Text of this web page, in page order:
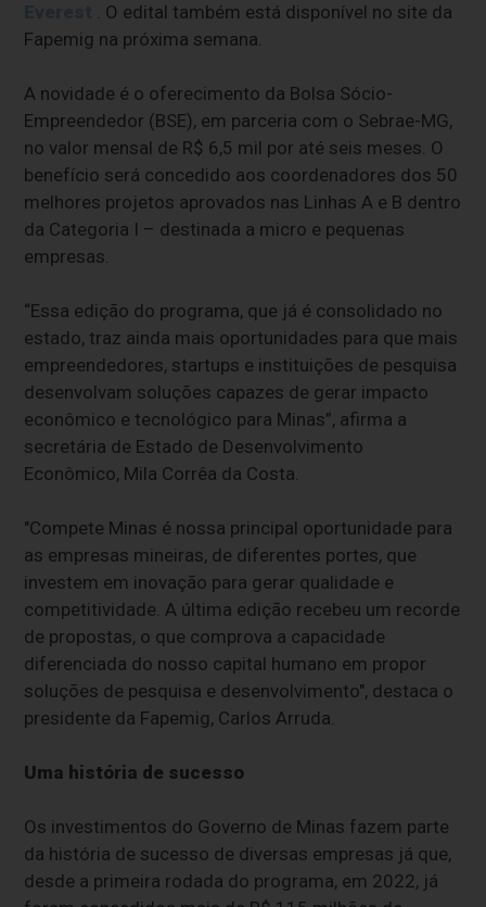
. O edital também está disponível no site da
Fapemig na próxima semana.
A novidade é o oferecimento da Bolsa Sócio-
Empreendedor (BSE), em parceria com o Sebrae-MG,
no valor mensal de R$ 6,5 mil por até seis meses. O
benefício será concedido aos coordenadores dos 50
melhores projetos aprovados nas Linhas A e B dentro
da Categoria I – destinada a micro e pequenas
empresas.
“Essa edição do programa, que já é consolidado no
estado, traz ainda mais oportunidades para que mais
empreendedores, startups e instituições de pesquisa
desenvolvam soluções capazes de gerar impacto
econômico e tecnológico para Minas”, afirma a
secretária de Estado de Desenvolvimento
Econômico, Mila Corrêa da Costa.
"Compete Minas é nossa principal oportunidade para
as empresas mineiras, de diferentes portes, que
investem em inovação para gerar qualidade e
competitividade. A última edição recebeu um recorde
de propostas, o que comprova a capacidade
diferenciada do nosso capital humano em propor
soluções de pesquisa e desenvolvimento", destaca o
presidente da Fapemig, Carlos Arruda.
Uma história de sucesso
Os investimentos do Governo de Minas fazem parte
da história de sucesso de diversas empresas já que,
desde a primeira rodada do programa, em 2022, já